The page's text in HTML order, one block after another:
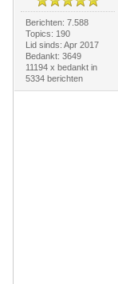
Berichten: 7.588
Topics: 190
Lid sinds: Apr 2017
Bedankt: 3649
11194 x bedankt in
5334 berichten